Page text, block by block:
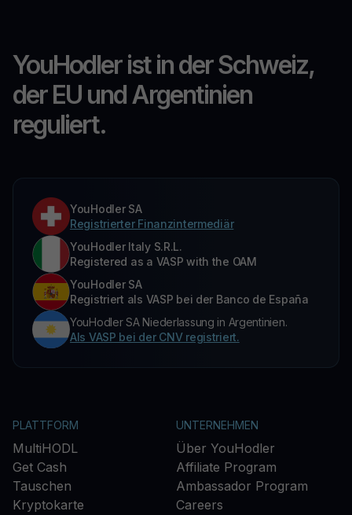
YouHodler ist in der Schweiz,
der EU und Argentinien
reguliert.
YouHodler SA
Registrierter Finanzintermediär
YouHodler Italy S.R.L.
Registered as a VASP with the OAM
YouHodler SA
Registriert als VASP bei der Banco de España
YouHodler SA Niederlassung in Argentinien.
Als VASP bei der CNV registriert.
PLATTFORM
MultiHODL
Get Cash
Tauschen
Kryptokarte
UNTERNEHMEN
Über YouHodler
Affiliate Program
Ambassador Program
Careers